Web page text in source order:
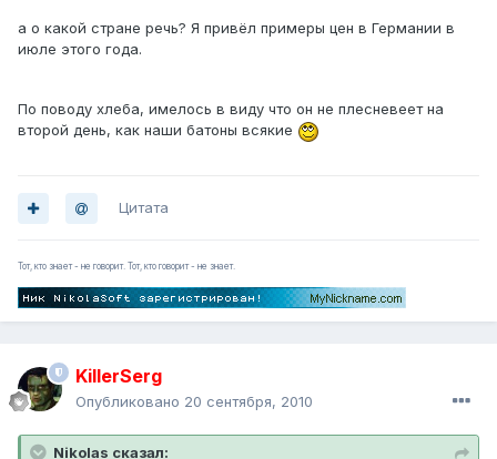
а о какой стране речь? Я привёл примеры цен в Германии в
июле этого года.
По поводу хлеба, имелось в виду что он не плесневеет на
второй день, как наши батоны всякие
Цитата
Тот, кто знает - не говорит. Тот, кто говорит - не знает.
KillerSerg
Опубликовано 20 сентября, 2010
Nikolas сказал: